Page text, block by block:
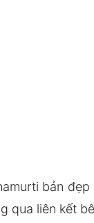
bản
qua liên kết